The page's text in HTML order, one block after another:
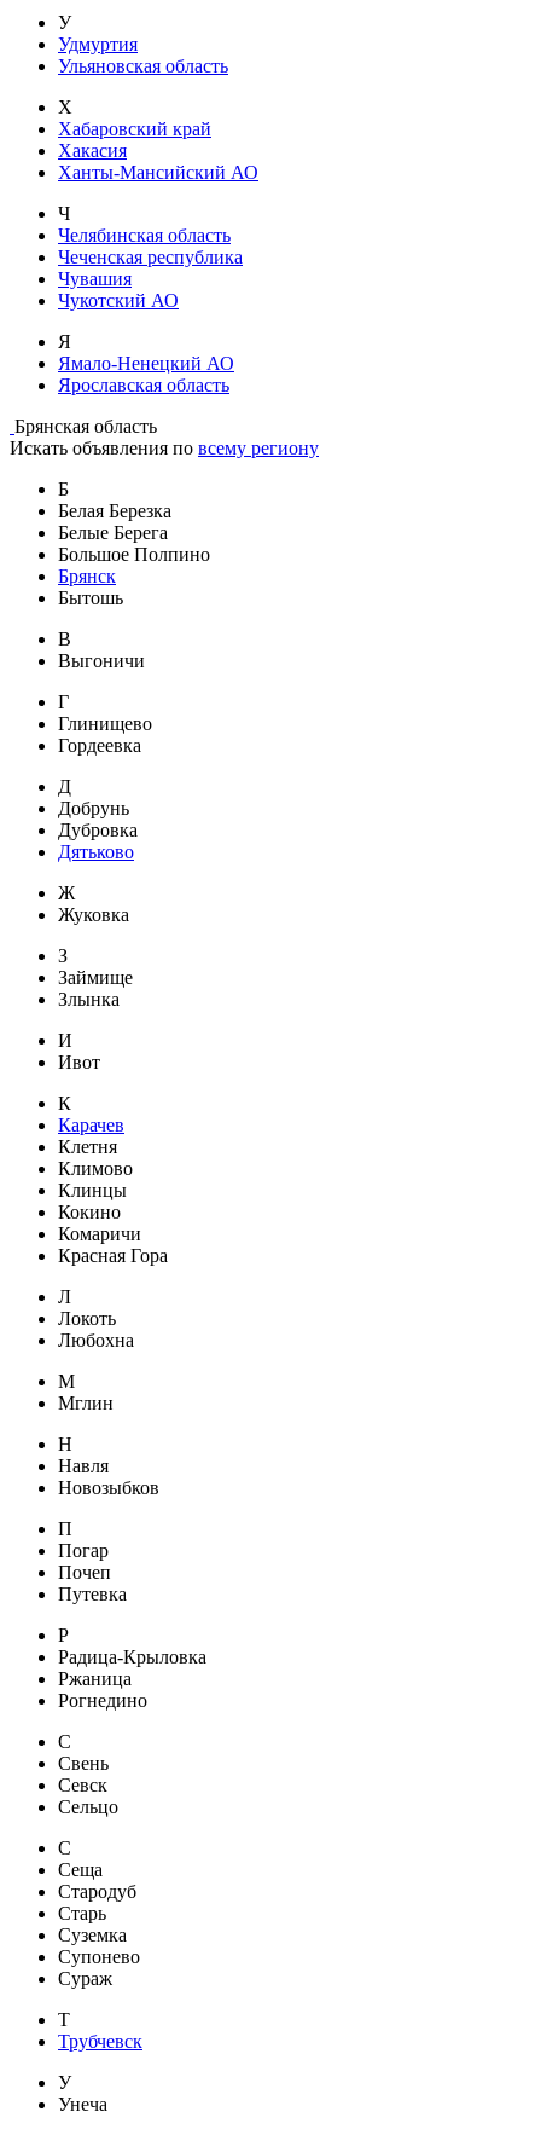
У
Удмуртия
Ульяновская область
Х
Хабаровский край
Хакасия
Ханты-Мансийский АО
Ч
Челябинская область
Чеченская республика
Чувашия
Чукотский АО
Я
Ямало-Ненецкий АО
Ярославская область
Брянская область
Искать объявления по всему региону
Б
Белая Березка
Белые Берега
Большое Полпино
Брянск
Бытошь
В
Выгоничи
Г
Глинищево
Гордеевка
Д
Добрунь
Дубровка
Дятьково
Ж
Жуковка
З
Займище
Злынка
И
Ивот
К
Карачев
Клетня
Климово
Клинцы
Кокино
Комаричи
Красная Гора
Л
Локоть
Любохна
М
Мглин
Н
Навля
Новозыбков
П
Погар
Почеп
Путевка
Р
Радица-Крыловка
Ржаница
Рогнедино
С
Свень
Севск
Сельцо
С
Сеща
Стародуб
Старь
Суземка
Супонево
Сураж
Т
Трубчевск
У
Унеча